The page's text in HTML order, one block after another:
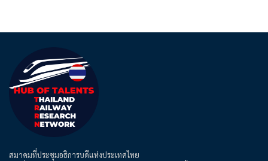
สมาคมที่ประชุมอธิการบดีแห่งประเทศไทย